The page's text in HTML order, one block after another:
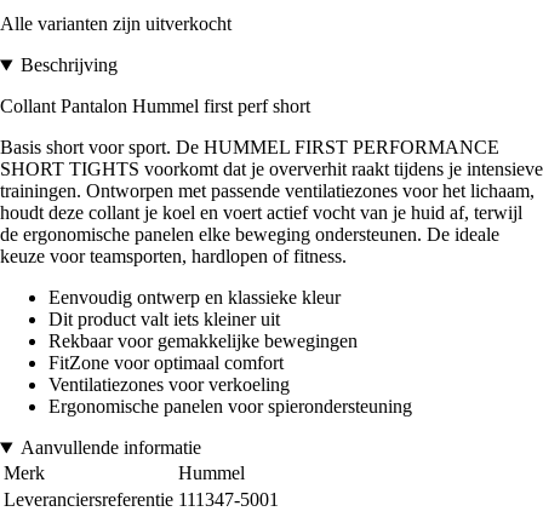
Alle varianten zijn uitverkocht
Beschrijving
Collant Pantalon Hummel first perf short
Basis short voor sport. De HUMMEL FIRST PERFORMANCE
SHORT TIGHTS voorkomt dat je oververhit raakt tijdens je intensieve
trainingen. Ontworpen met passende ventilatiezones voor het lichaam,
houdt deze collant je koel en voert actief vocht van je huid af, terwijl
de ergonomische panelen elke beweging ondersteunen. De ideale
keuze voor teamsporten, hardlopen of fitness.
Eenvoudig ontwerp en klassieke kleur
Dit product valt iets kleiner uit
Rekbaar voor gemakkelijke bewegingen
FitZone voor optimaal comfort
Ventilatiezones voor verkoeling
Ergonomische panelen voor spierondersteuning
Aanvullende informatie
Merk
Hummel
Leveranciersreferentie 111347-5001